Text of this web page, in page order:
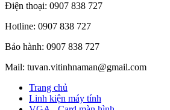
Điện thoại: 0907 838 727
Hotline: 0907 838 727
Bảo hành: 0907 838 727
Mail: tuvan.vitinhnaman@gmail.com
Trang chủ
Linh kiện máy tính